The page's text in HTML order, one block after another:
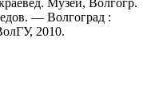
Музей, Волгогр.
— Волгоград :
2010.